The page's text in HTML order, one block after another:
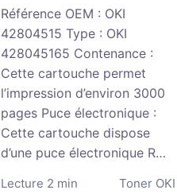
Référence OEM : OKI
42804515 Type : OKI
428045165 Contenance :
Cette cartouche permet
l’impression d’environ 3000
pages Puce électronique :
Cette cartouche dispose
d’une puce électronique R…
Lecture 2 min Toner OKI